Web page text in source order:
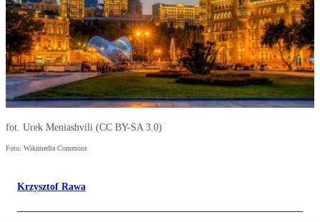
fot. Urek Meniashvili (CC BY-SA 3.0)
Foto: Wikimedia Commons
Krzysztof Rawa